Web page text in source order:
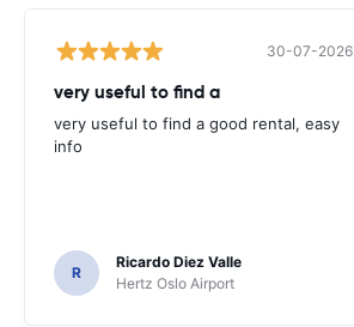
30-07-2026
very useful to find a
very useful to find a good rental, easy
info
R
Ricardo Diez Valle
Hertz Oslo Airport